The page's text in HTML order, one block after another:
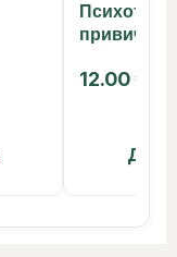
привички
12.00€